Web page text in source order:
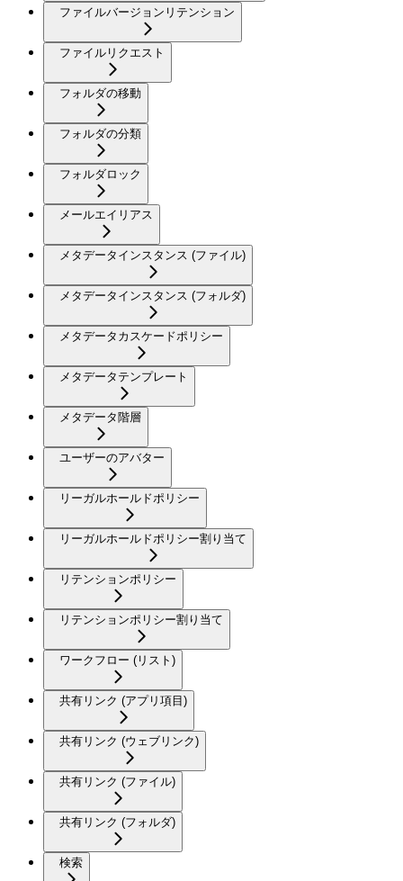
ファイルバージョンリテンション
ファイルリクエスト
フォルダの移動
フォルダの分類
フォルダロック
メールエイリアス
メタデータインスタンス (ファイル)
メタデータインスタンス (フォルダ)
メタデータカスケードポリシー
メタデータテンプレート
メタデータ階層
ユーザーのアバター
リーガルホールドポリシー
リーガルホールドポリシー割り当て
リテンションポリシー
リテンションポリシー割り当て
ワークフロー (リスト)
共有リンク (アプリ項目)
共有リンク (ウェブリンク)
共有リンク (ファイル)
共有リンク (フォルダ)
検索